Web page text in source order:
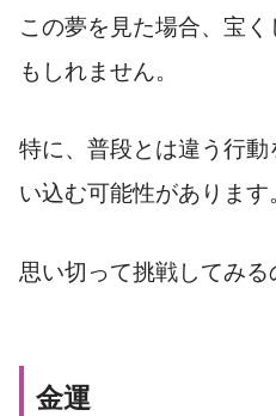
この夢を見た場合、宝
もしれません。
特に、普段とは違う行
い込む可能性があります
思い切って挑戦してみる
金運